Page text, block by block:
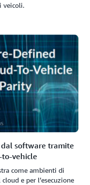
veicoli.
software tramite
vehicle
come ambienti di
e per l’esecuzione